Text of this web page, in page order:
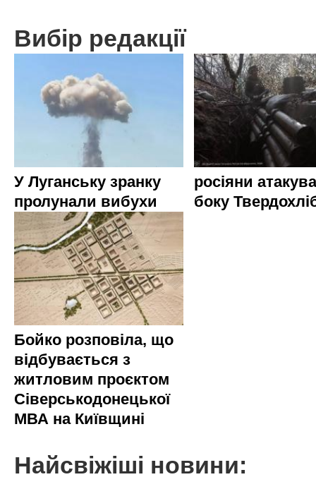
Вибір редакції
У Луганську зранку
пролунали вибухи
росіяни
боку
Бойко розповіла, що
відбувається з
житловим проєктом
Сіверськодонецької
МВА на Київщині
Найсвіжіші новини: